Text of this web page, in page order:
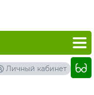
Личный кабинет